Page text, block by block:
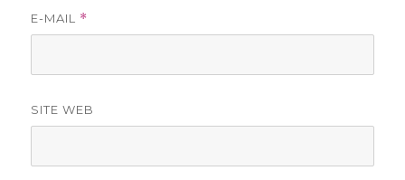
E-MAIL *
SITE WEB